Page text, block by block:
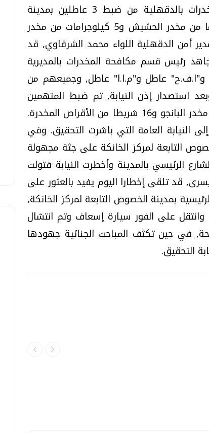
تمكن قسم مكافحة المخدرات بالدقهلية من ضبط 3 عاطلين بمدينة
المنصورة, من بينهم سيدة, وبحوزتهم 450 جراما من مخدر الحشيش و5 كيلوجرامات من مخدر
مدير أمن الدقهلية اللواء محمد الشرقاوي, قد
رئيس قسم مكافحة المخدرات بالمديرية
و"ا.ف.ح" عاطل و"م.ا.ا" عاطل, وجميعهم من
استصدار إذن النيابة, تم ضبط المتهمين
وبحوزتهم 450 جراما حشيش و5 كيلوجرامات من مخدر البانجو و16 شريطا من الأقراص المخدرة.
النيابة العامة التي باشرت التحقيق. وفي
التابعة لمركز الخانكة على جثة مجهولة
الرئيسي بالمدينة وأخطرت النيابة فتولت
قد تلقى إخطارا اليوم يفيد بالعثور على
بمدينة الخصوص التابعة لمركز الخانكة,
على الفور سيارة إسعاف وتم انتشال
في حين تكثف المباحث الجنائية جهودها
التحقيق.
تحقيقات وحوارات
دليلك للتنسيق الجامعي .. تساؤلات
وإجابات
السبت، 01 اغسطس 2026 10:25 ص
وحوارات
واعدة